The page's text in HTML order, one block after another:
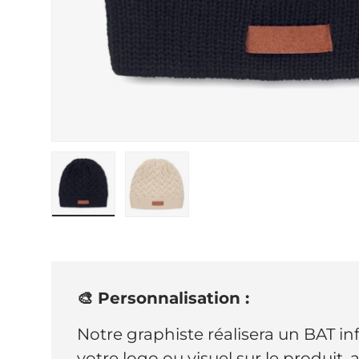
🎨 Personnalisation :
Notre graphiste réalisera un BAT